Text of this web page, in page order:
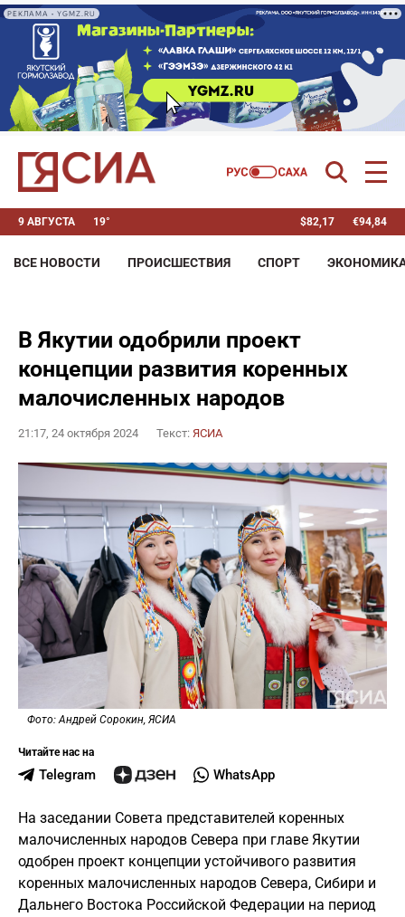
РЕКЛАМА • YGMZ.RU
9 АВГУСТА 19° $82,17 €94,84
ВСЕ НОВОСТИ ПРОИСШЕСТВИЯ СПОРТ
В Якутии одобрили проект
концепции развития коренных
малочисленных народов
21:17, 24 октября 2024 Текст: ЯСИА
Фото: Андрей Сорокин, ЯСИА
Читайте нас на
Telegram WhatsApp
На заседании Совета представителей коренных
малочисленных народов Севера при главе Якутии
одобрен проект концепции устойчивого развития
коренных малочисленных народов Севера, Сибири и
Дальнего Востока Российской Федерации на период